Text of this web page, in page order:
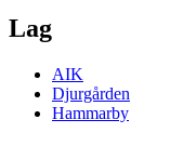
Lag
AIK
Djurgården
Hammarby